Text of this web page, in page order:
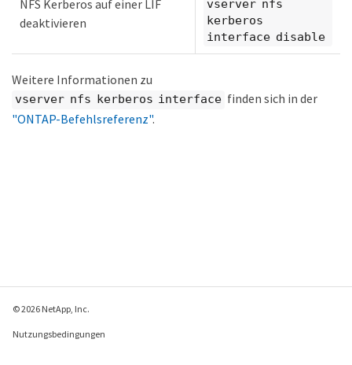
NFS Kerberos auf einer LIF
deaktivieren
vserver nfs
kerberos
interface disable
Weitere Informationen zu
vserver nfs kerberos interface finden sich in der
"ONTAP-Befehlsreferenz".
© 2026 NetApp, Inc.
Nutzungsbedingungen